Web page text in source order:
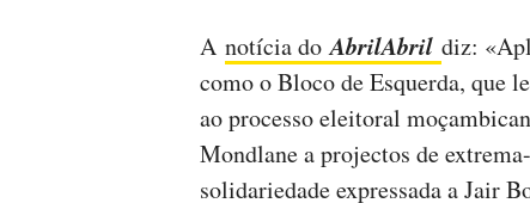
A notícia doAbrilAbril diz:
como o Bloco de Esquerda, que
ao processo eleitoral
Mondlane a projectos de
solidariedade expressada a Jair